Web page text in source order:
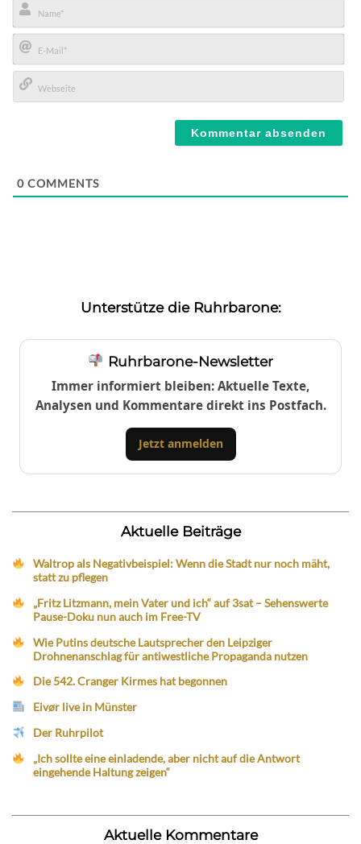
Name*
E-
Mail*
0 COMMENTS
Unterstütze die Ruhrbarone:
Ruhrbarone-Newsletter
Immer informiert bleiben: Aktuelle Texte,
Analysen und Kommentare direkt ins Postfach.
Jetzt anmelden
Aktuelle Beiträge
Waltrop als Negativbeispiel: Wenn die Stadt nur noch mäht,
statt zu pflegen
„Fritz Litzmann, mein Vater und ich“ auf 3sat – Sehenswerte
Pause-Doku nun auch im Free-TV
Wie Putins deutsche Lautsprecher den Leipziger
Drohnenanschlag für antiwestliche Propaganda nutzen
Die 542. Cranger Kirmes hat begonnen
Eivør live in Münster
Der Ruhrpilot
„Ich sollte eine einladende, aber nicht auf die Antwort
eingehende Haltung zeigen“
Aktuelle Kommentare